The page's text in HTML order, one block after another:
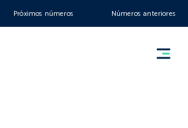
Próximos números Números anteriores